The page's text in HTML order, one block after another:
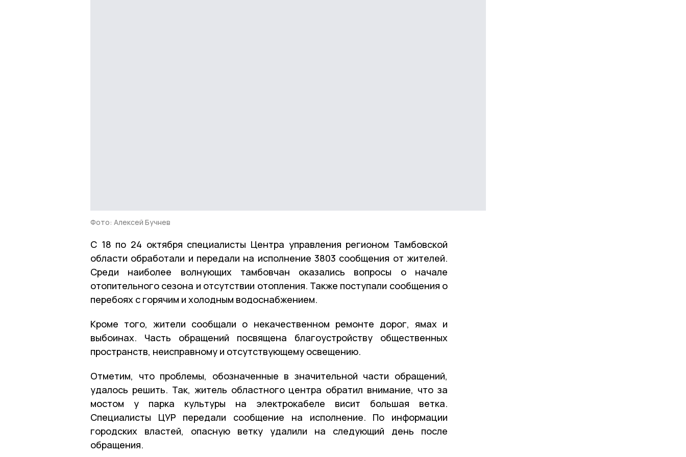
Фото: Алексей Бучнев
С 18 по 24 октября специалисты Центра управления регионом Тамбовской
области обработали и передали на исполнение 3803 сообщения от жителей.
Среди наиболее волнующих тамбовчан оказались вопросы о начале
отопительного сезона и отсутствии отопления. Также поступали сообщения о
перебоях с горячим и холодным водоснабжением.
Кроме того, жители сообщали о некачественном ремонте дорог, ямах и
выбоинах. Часть обращений посвящена благоустройству общественных
пространств, неисправному и отсутствующему освещению.
Отметим, что проблемы, обозначенные в значительной части обращений,
удалось решить. Так, житель областного центра обратил внимание, что за
мостом у парка культуры на электрокабеле висит большая ветка.
Специалисты ЦУР передали сообщение на исполнение. По информации
городских властей, опасную ветку удалили на следующий день после
обращения.